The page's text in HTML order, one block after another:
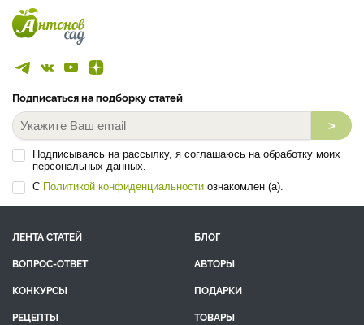
Подписаться на подборку статей
>
Подписываясь на рассылку, я соглашаюсь на обработку моих
персональных данных.
С Политикой конфиденциальности ознакомлен (а).
ЛЕНТА СТАТЕЙ
БЛОГ
ВОПРОС-ОТВЕТ
АВТОРЫ
КОНКУРСЫ
ПОДАРКИ
РЕЦЕПТЫ
ТОВАРЫ